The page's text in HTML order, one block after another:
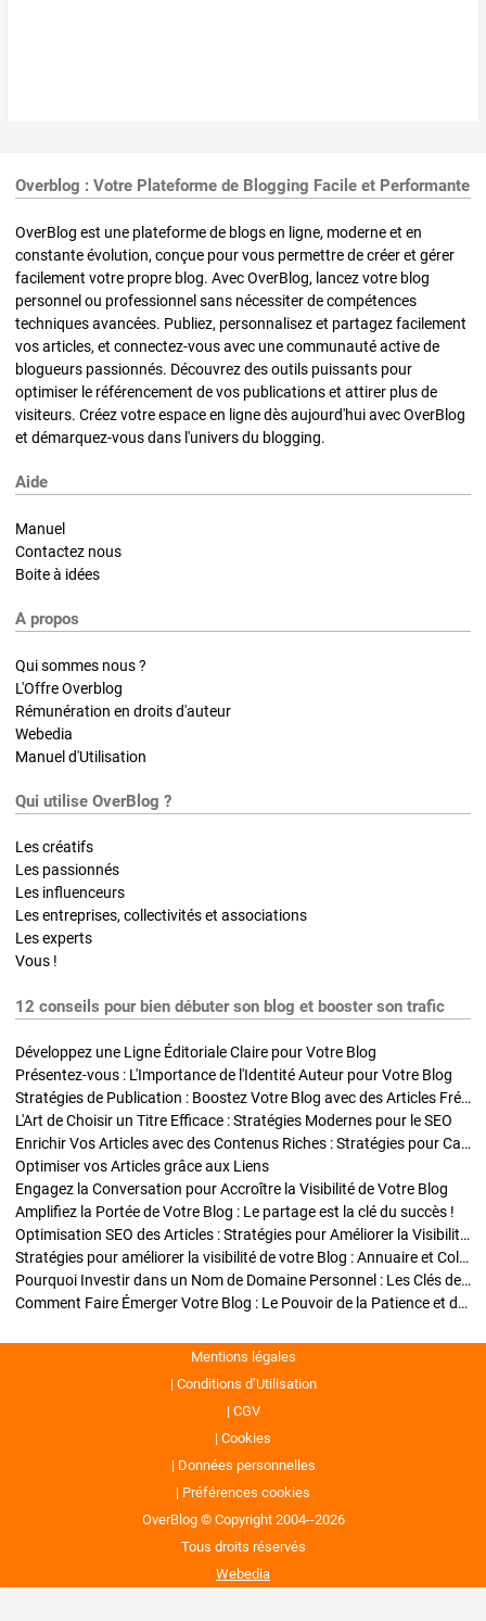
Overblog : Votre Plateforme de Blogging Facile et Performante
OverBlog est une plateforme de blogs en ligne, moderne et en
constante évolution, conçue pour vous permettre de créer et gérer
facilement votre propre blog. Avec OverBlog, lancez votre blog
personnel ou professionnel sans nécessiter de compétences
techniques avancées. Publiez, personnalisez et partagez facilement
vos articles, et connectez-vous avec une communauté active de
blogueurs passionnés. Découvrez des outils puissants pour
optimiser le référencement de vos publications et attirer plus de
visiteurs. Créez votre espace en ligne dès aujourd'hui avec OverBlog
et démarquez-vous dans l'univers du blogging.
Aide
Manuel
Contactez nous
Boite à idées
A propos
Qui sommes nous ?
L'Offre Overblog
Rémunération en droits d'auteur
Webedia
Manuel d'Utilisation
Qui utilise OverBlog ?
Les créatifs
Les passionnés
Les influenceurs
Les entreprises, collectivités et associations
Les experts
Vous !
12 conseils pour bien débuter son blog et booster son trafic
Développez une Ligne Éditoriale Claire pour Votre Blog
Présentez-vous : L'Importance de l'Identité Auteur pour Votre Blog
Stratégies de Publication : Boostez Votre Blog avec des Articles Fréquents et Exclusifs
L'Art de Choisir un Titre Efficace : Stratégies Modernes pour le SEO
Enrichir Vos Articles avec des Contenus Riches : Stratégies pour Captiver et Optimiser
Optimiser vos Articles grâce aux Liens
Engagez la Conversation pour Accroître la Visibilité de Votre Blog
Amplifiez la Portée de Votre Blog : Le partage est la clé du succès !
Optimisation SEO des Articles : Stratégies pour Améliorer la Visibilité de Votre Blog
Stratégies pour améliorer la visibilité de votre Blog : Annuaire et Collaborations
Pourquoi Investir dans un Nom de Domaine Personnel : Les Clés de la Réussite de Votre Blog
Comment Faire Émerger Votre Blog : Le Pouvoir de la Patience et de la Persévérance
Mentions légales
Conditions d’Utilisation
CGV
Cookies
Données personnelles
Préférences cookies
OverBlog © Copyright 2004--2026
Tous droits réservés
Webedia